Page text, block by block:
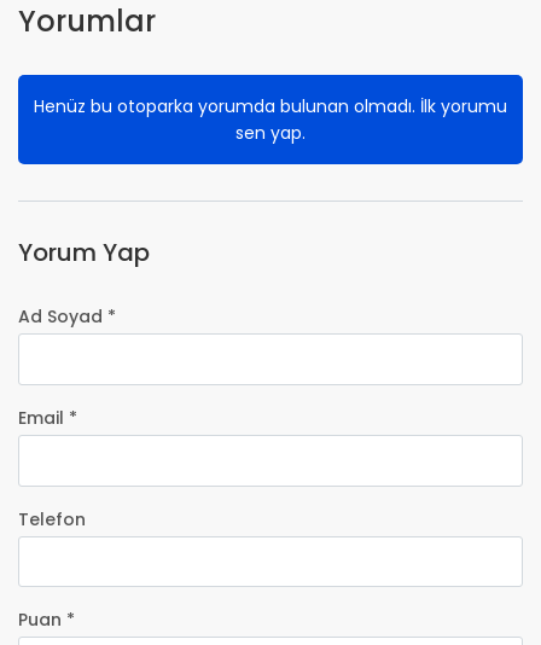
Yorumlar
Henüz bu otoparka yorumda bulunan olmadı. İlk yorumu
sen yap.
Yorum Yap
Ad Soyad *
Email *
Telefon
Puan *